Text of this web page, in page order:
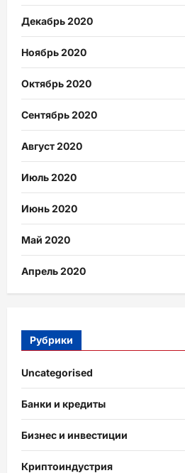
Декабрь 2020
Ноябрь 2020
Октябрь 2020
Сентябрь 2020
Август 2020
Июль 2020
Июнь 2020
Май 2020
Апрель 2020
Рубрики
Uncategorised
Банки и кредиты
Бизнес и инвестиции
Криптоиндустрия